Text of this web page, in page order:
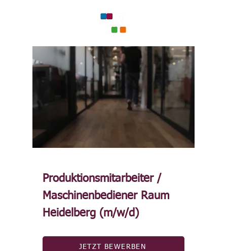
Produktionsmitarbeiter /
Maschinenbediener Raum
Heidelberg (m/w/d)
JETZT BEWERBEN